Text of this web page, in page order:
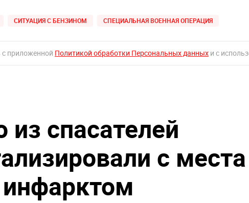
СИТУАЦИЯ С БЕНЗИНОМ СПЕЦИАЛЬНАЯ ВОЕННАЯ ОПЕРАЦИЯ
приложенной Политикой обработки Персональных данных и с
из спасателей
с